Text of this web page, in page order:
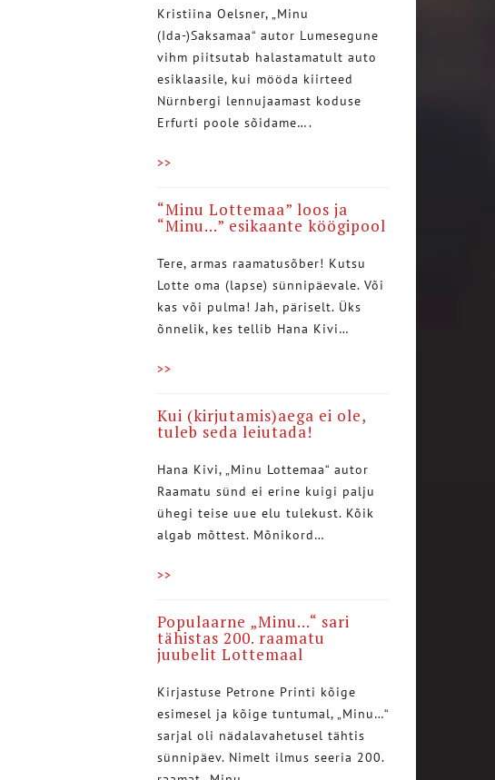
Kristiina Oelsner, „Minu
(Ida-)Saksamaa“ autor Lumesegune
vihm piitsutab halastamatult auto
esiklaasile, kui mööda kiirteed
Nürnbergi lennujaamast koduse
Erfurti poole sõidame….
>>
“Minu Lottemaa” loos ja
“Minu…” esikaante köögipool
Tere, armas raamatusõber! Kutsu
Lotte oma (lapse) sünnipäevale. Või
kas või pulma! Jah, päriselt. Üks
õnnelik, kes tellib Hana Kivi…
>>
Kui (kirjutamis)aega ei ole,
tuleb seda leiutada!
Hana Kivi, „Minu Lottemaa“ autor
Raamatu sünd ei erine kuigi palju
ühegi teise uue elu tulekust. Kõik
algab mõttest. Mõnikord…
>>
Populaarne „Minu…“ sari
tähistas 200. raamatu
juubelit Lottemaal
Kirjastuse Petrone Printi kõige
esimesel ja kõige tuntumal, „Minu…“
sarjal oli nädalavahetusel tähtis
sünnipäev. Nimelt ilmus seeria 200.